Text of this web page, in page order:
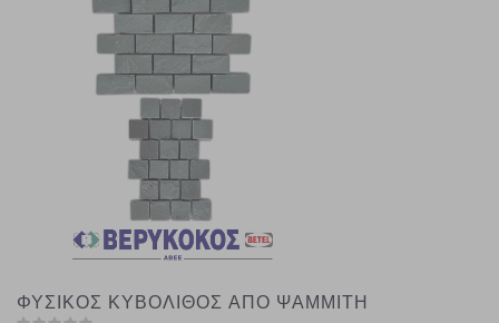
ΦΥΣΙΚΟΣ ΚΥΒΟΛΙΘΟΣ ΑΠΟ ΨΑΜΜΙΤΗ